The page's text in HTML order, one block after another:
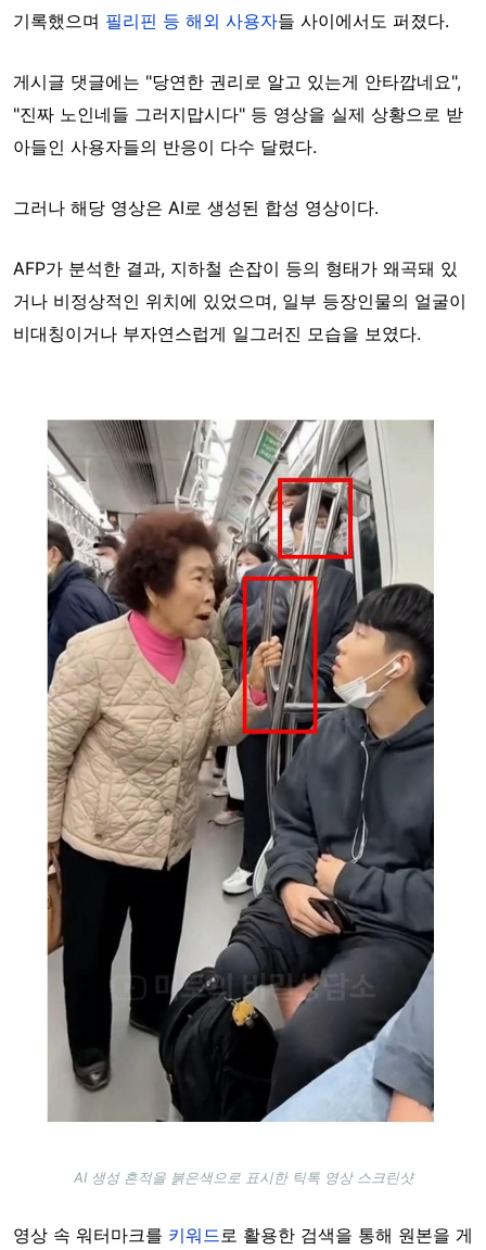
기록했으며 필리핀 등 해외 사용자들 사이에서도 퍼졌다.
게시글 댓글에는 "당연한 권리로 알고 있는게 안타깝네요",
"진짜 노인네들 그러지맙시다" 등 영상을 실제 상황으로 받
아들인 사용자들의 반응이 다수 달렸다.
그러나 해당 영상은 AI로 생성된 합성 영상이다.
AFP가 분석한 결과, 지하철 손잡이 등의 형태가 왜곡돼 있
거나 비정상적인 위치에 있었으며, 일부 등장인물의 얼굴이
비대칭이거나 부자연스럽게 일그러진 모습을 보였다.
Image
AI 생성 흔적을 붉은색으로 표시한 틱톡 영상 스크린샷
영상 속 워터마크를 키워드로 활용한 검색을 통해 원본을 게